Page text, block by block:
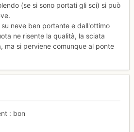
(se si sono portati gli sci) si può
neve ben portante e dall'ottimo
ne risente la qualità, la sciata
ma si perviene comunque al ponte
bon